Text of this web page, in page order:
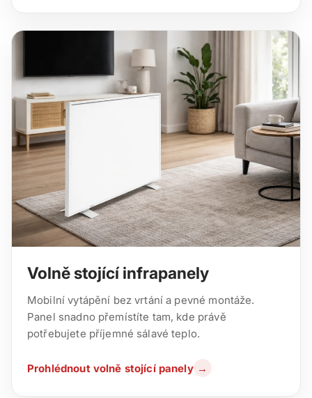
Volně stojící infrapanely
Mobilní vytápění bez vrtání a pevné montáže.
Panel snadno přemístíte tam, kde právě
potřebujete příjemné sálavé teplo.
Prohlédnout volně stojící panely →